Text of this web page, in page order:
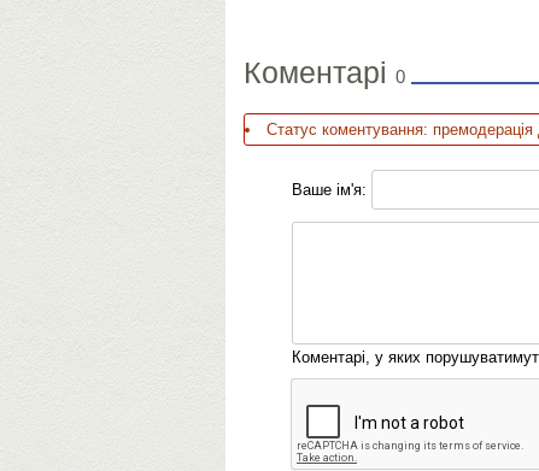
Коментарі 0
Статус коментування: премодерація
Ваше ім'я:
Коментарі, у яких